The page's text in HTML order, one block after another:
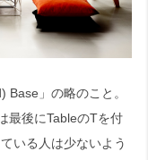
」の略のこと。
最後にTableのTを付
いる人は少ないよう